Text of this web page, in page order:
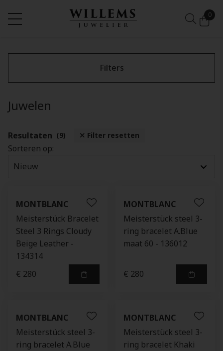
0
Filters
Juwelen
Resultaten (9) Filter resetten
Sorteren op:
MONTBLANC
Meisterstück Bracelet
Steel 3 Rings Cloudy
Beige Leather -
134314
€ 280
MONTBLANC
Meisterstück steel 3-
ring bracelet A.Blue
maat 60 - 136012
€ 280
MONTBLANC
Meisterstück steel 3-
ring bracelet A.Blue
MONTBLANC
Meisterstück steel 3-
ring bracelet Khaki